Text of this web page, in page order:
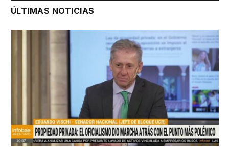
ÚLTIMAS NOTICIAS